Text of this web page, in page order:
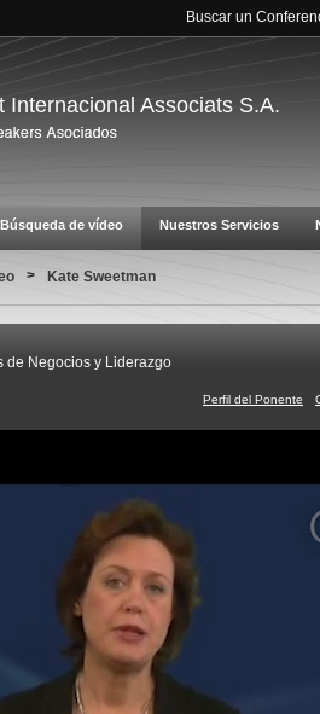
Buscar un
Internacional Associats S.A.
Búsqueda de vídeo Nuestros Servicios
> Kate Sweetman
de Negocios y Liderazgo
Perfil del Ponente